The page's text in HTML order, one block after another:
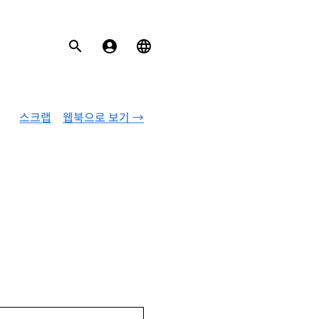
웹북으로 보기 →
스크랩